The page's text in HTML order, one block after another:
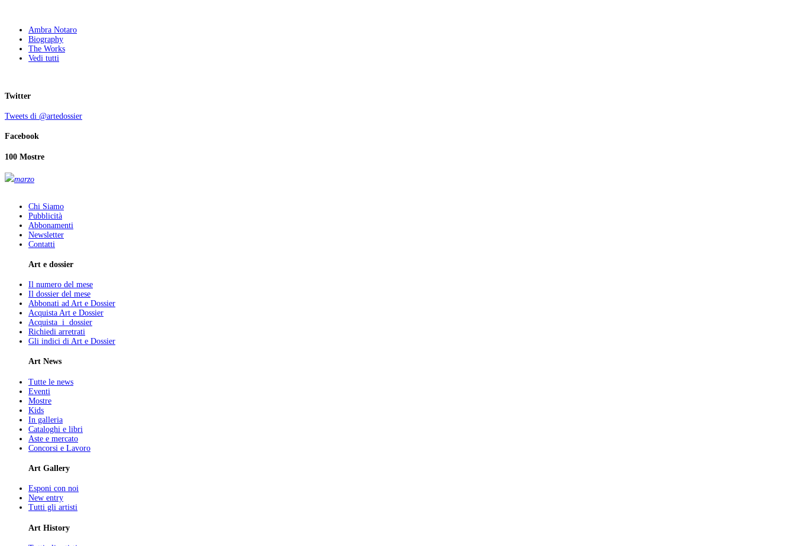
Ambra Notaro
Biography
The Works
Vedi tutti
Twitter
Tweets di @artedossier
Facebook
100 Mostre
marzo
Chi Siamo
Pubblicità
Abbonamenti
Newsletter
Contatti
Art e dossier
Il numero del mese
Il dossier del mese
Abbonati ad Art e Dossier
Acquista Art e Dossier
Acquista i dossier
Richiedi arretrati
Gli indici di Art e Dossier
Art News
Tutte le news
Eventi
Mostre
Kids
In galleria
Cataloghi e libri
Aste e mercato
Concorsi e Lavoro
Art Gallery
Esponi con noi
New entry
Tutti gli artisti
Art History